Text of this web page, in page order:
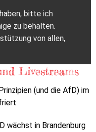
bitte ich
zu behalten.
von allen,
Livestreams
(und die AfD) im
wächst in Brandenburg